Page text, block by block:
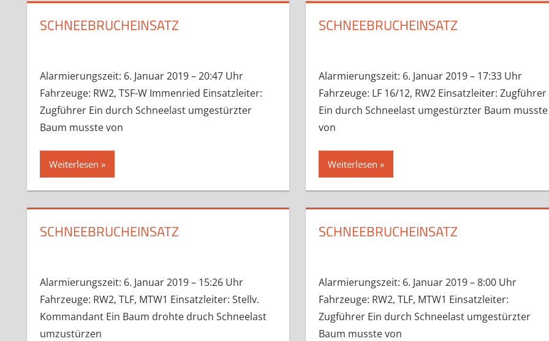
SCHNEEBRUCHEINSATZ
Alarmierungszeit: 6. Januar 2019 – 20:47 Uhr
Fahrzeuge: RW2, TSF-W Immenried Einsatzleiter:
Zugführer Ein durch Schneelast umgestürzter
Baum musste von
Weiterlesen
SCHNEEBRUCHEINSATZ
Alarmierungszeit: 6. Januar 2019 – 17:33 Uhr
Fahrzeuge: LF 16/12, RW2 Einsatzleiter: Zugführer
Ein durch Schneelast umgestürzter Baum musste
von
Weiterlesen
SCHNEEBRUCHEINSATZ
Alarmierungszeit: 6. Januar 2019 – 15:26 Uhr
Fahrzeuge: RW2, TLF, MTW1 Einsatzleiter: Stellv.
Kommandant Ein Baum drohte druch Schneelast
umzustürzen
SCHNEEBRUCHEINSATZ
Alarmierungszeit: 6. Januar 2019 – 8:00 Uhr
Fahrzeuge: RW2, TLF, MTW1 Einsatzleiter:
Zugführer Ein durch Schneelast umgestürzter
Baum musste von